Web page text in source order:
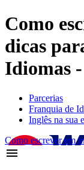
Como
dicas
Idiomas
Parcerias
Franquia de
Inglês na sua
Como escrever em
menu